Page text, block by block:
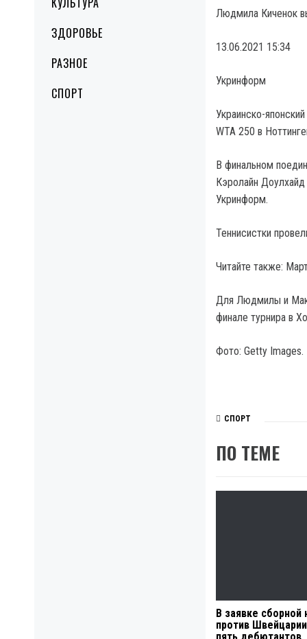
ЗДОРОВЬЕ
РАЗНОЕ
СПОРТ
Людмила Киченок
13.06.2021 15:34
Укринформ
Украинско-
WTA 250 в
В финальном
Кэролайн
Укринформ.
Теннисистки
Читайте также:
Для Людмилы и
финале турнира в
Фото: Getty Images.
СПОРТ
ПО ТЕМЕ
В заявке сборной
против